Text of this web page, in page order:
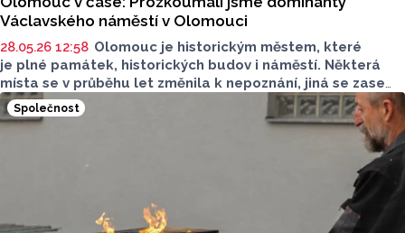
Václavského náměstí v Olomouci
28.05.26 12:58 Olomouc je historickým městem, které
je plné památek, historických budov i náměstí. Některá
místa se v průběhu let změnila k nepoznání, jiná se zase
nezměnila vůbec. Olomoucký Report se vydal po stopách
historie a v novém seriálu některá místa navštívil.
Společnost